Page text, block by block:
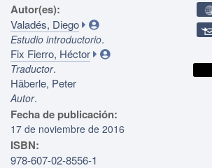
Autor(es):
Valadés, Diego
Estudio introductorio.
Fix Fierro, Héctor
Traductor.
Häberle, Peter
Autor.
Fecha de publicación:
17 de noviembre de 2016
ISBN:
978-607-02-8556-1